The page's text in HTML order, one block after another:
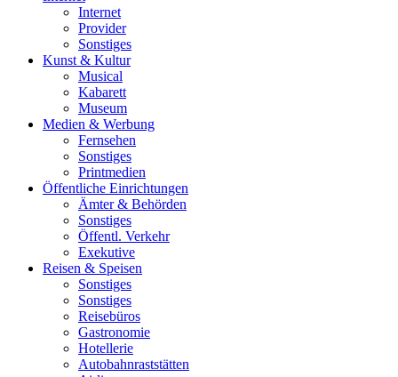
Internet
Provider
Sonstiges
Kunst & Kultur
Musical
Kabarett
Museum
Medien & Werbung
Fernsehen
Sonstiges
Printmedien
Öffentliche Einrichtungen
Ämter & Behörden
Sonstiges
Öffentl. Verkehr
Exekutive
Reisen & Speisen
Sonstiges
Sonstiges
Reisebüros
Gastronomie
Hotellerie
Autobahnraststätten